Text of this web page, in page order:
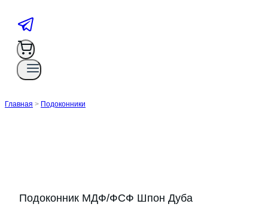
Главная > Подоконники
Подоконник МДФ/ФСФ Шпон Дуба